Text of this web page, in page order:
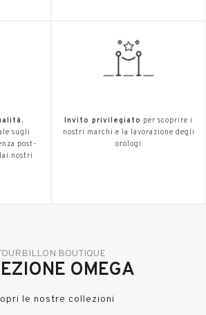
,
sugli
post-
nostri
Invito privilegiato per scoprire i
nostri marchi e la lavorazione degli
orologi
BOUTIQUE
OMEGA
le nostre collezioni